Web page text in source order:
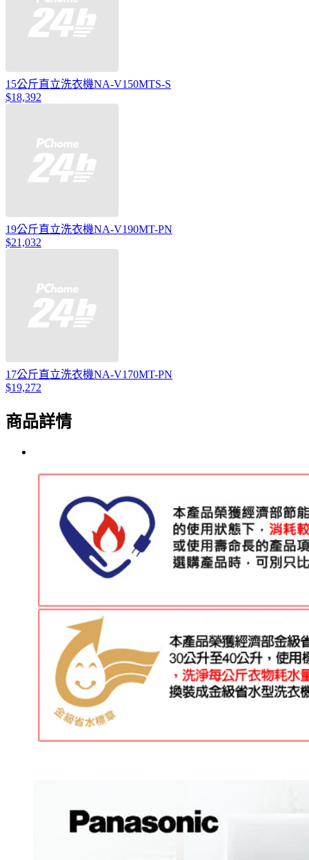
15公斤直立洗衣機NA-V150MTS-S
$18,392
19公斤直立洗衣機NA-V190MT-PN
$21,032
17公斤直立洗衣機NA-V170MT-PN
$19,272
商品詳情